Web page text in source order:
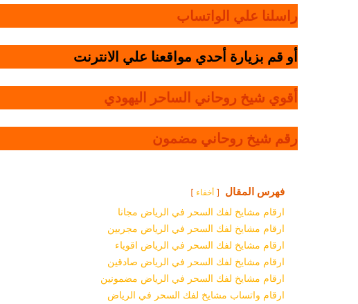
راسلنا علي الواتساب
أو قم بزيارة أحدي مواقعنا علي الانترنت
أقوي شيخ روحاني الساحر اليهودي
رقم شيخ روحاني مضمون
فهرس المقال أخفاء
ارقام مشايخ لفك السحر في الرياض مجانا
ارقام مشايخ لفك السحر في الرياض مجربين
ارقام مشايخ لفك السحر في الرياض اقوياء
ارقام مشايخ لفك السحر في الرياض صادقين
ارقام مشايخ لفك السحر في الرياض مضمونين
ارقام واتساب مشايخ لفك السحر في الرياض